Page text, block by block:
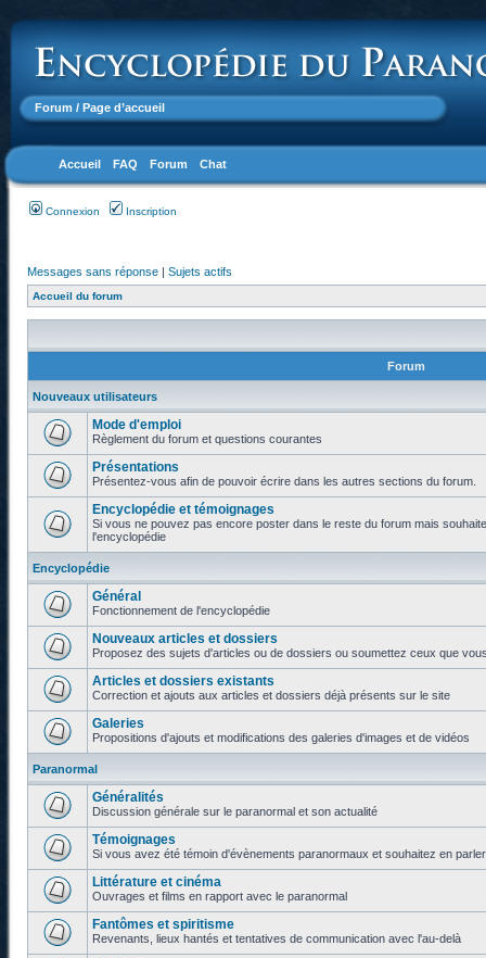
Forum / Page d’accueil
Accueil FAQ Forum Chat
Connexion Inscription
Messages sans réponse | Sujets actifs
Accueil du forum
Forum
Nouveaux utilisateurs
Mode d'emploi
Règlement du forum et questions courantes
Présentations
Présentez-vous afin de pouvoir écrire dans les autres sections du forum.
Encyclopédie et témoignages
Si vous ne pouvez pas encore poster dans le reste du forum mais
l'encyclopédie
Encyclopédie
Général
Fonctionnement de l'encyclopédie
Nouveaux articles et dossiers
Proposez des sujets d'articles ou de dossiers ou soumettez ceux que
Articles et dossiers existants
Correction et ajouts aux articles et dossiers déjà présents sur le site
Galeries
Propositions d'ajouts et modifications des galeries d'images et de vidéos
Paranormal
Généralités
Discussion générale sur le paranormal et son actualité
Témoignages
Si vous avez été témoin d'évènements paranormaux et souhaitez en
Littérature et cinéma
Ouvrages et films en rapport avec le paranormal
Fantômes et spiritisme
Revenants, lieux hantés et tentatives de communication avec l'au-delà